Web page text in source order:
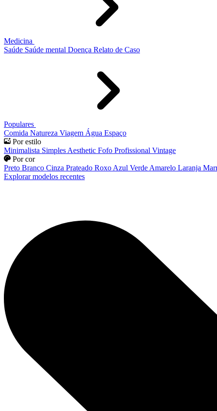
Medicina
Saúde Saúde mental Doença Relato de Caso
Populares
Comida Natureza Viagem Água Espaço
Por estilo
Minimalista Simples Aesthetic Fofo Profissional Vintage
Por cor
Preto Branco Cinza Prateado Roxo Azul Verde Amarelo Laranja
Explorar modelos recentes